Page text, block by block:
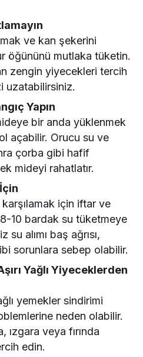
ve kan şekerini
öğününü mutlaka tüketin.
zengin yiyecekleri tercih
uzatabilirsiniz.
Yapın
bir anda yüklenmek
açabilir. Orucu su ve
çorba gibi hafif
mideyi rahatlatır.
karşılamak için iftar ve
10 bardak su tüketmeye
alımı baş ağrısı,
sorunlara sebep olabilir.
Yağlı Yiyeceklerden
yemekler sindirimi
neden olabilir.
ızgara veya fırında
edin.